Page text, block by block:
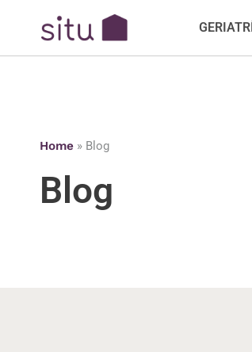
Home » Blog
Blog